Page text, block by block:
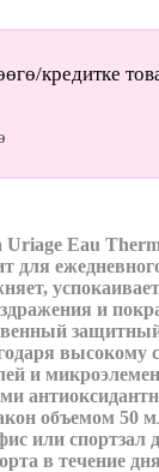
кредитке
Uriage Eau
для
и
высокому
и
объемом 50
или спортзал
в течение